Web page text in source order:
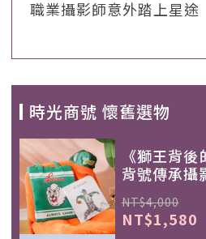
職業攝影師意外踏上星
時光商號 懷舊選物
《獅王背
背號傳承攝
NT$4,000
NT$1,580